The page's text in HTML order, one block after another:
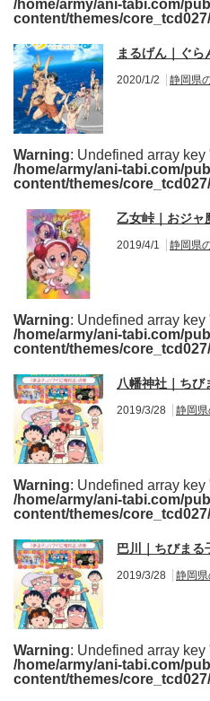
/home/army/ani-tabi.com/
content/themes/
まるげん｜ぐら
2020/1/2 静岡県
Warning: Undefined array
/home/army/ani-tabi.com/
content/themes/
乙女峠｜おジャ
2019/4/1 静岡県
Warning: Undefined array
/home/army/ani-tabi.com/
content/themes/
八幡神社｜ちび
2019/3/28 静岡
Warning: Undefined array
/home/army/ani-tabi.com/
content/themes/
巴川｜ちびまる
2019/3/28 静岡
Warning: Undefined array
/home/army/ani-tabi.com/
content/themes/